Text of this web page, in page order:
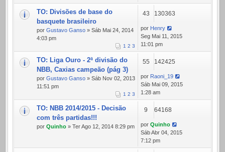
TO: Divisões de base do
basquete brasileiro
por Gustavo Ganso » Sáb Mai 24, 2014
4:03 pm
1 2 3
43 130363
por Henry
Seg Mai 11, 2015
11:01 pm
TO: Liga Ouro - 2ª divisão do
NBB, Caxias campeão (pág 3)
por Gustavo Ganso » Sáb Nov 02, 2013
11:51 pm
1 2 3
55 142425
por Raoni_19
Sáb Mai 09, 2015
1:28 am
TO: NBB 2014/2015 - Decisão
com três partidas!!!
por Quinho » Ter Ago 12, 2014 8:29 pm
9 64168
por Quinho
Sáb Abr 04, 2015
7:12 pm